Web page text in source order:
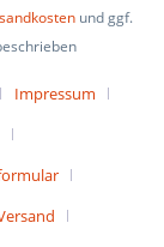
und ggf.
Impressum